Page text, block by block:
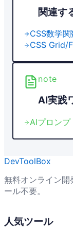
関連す
CSS数学
CSS Grid/
note
AI実践
AIプロンプ
DevToolBox
無料オンライン開
ール不要。
人気ツール